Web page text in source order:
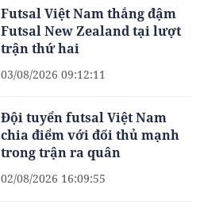
Futsal Việt Nam thắng đậm
Futsal New Zealand tại lượt
trận thứ hai
03/08/2026 09:12:11
Đội tuyển futsal Việt Nam
chia điểm với đối thủ mạnh
trong trận ra quân
02/08/2026 16:09:55